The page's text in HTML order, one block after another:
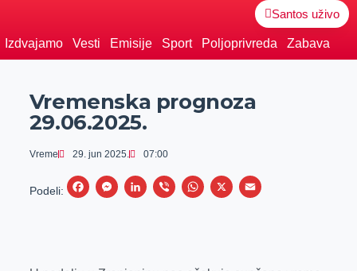
Santos uživo
Izdvajamo Vesti Emisije Sport Poljoprivreda Zabava
Vremenska prognoza
29.06.2025.
Vreme 29. jun 2025. 07:00
Podeli:
F
M
L
V
W
X
E